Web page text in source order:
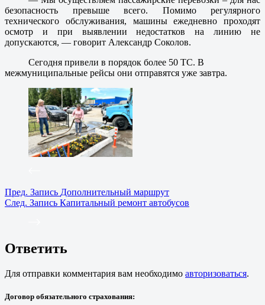
безопасность превыше всего. Помимо регулярного
технического обслуживания, машины ежедневно проходят
осмотр и при выявлении недостатков на линию не
допускаются, — говорит Александр Соколов.
Сегодня привели в порядок более 50 ТС. В
межмуниципальные рейсы они отправятся уже завтра.
Пред. Запись Дополнительный маршрут
След. Запись Капитальный ремонт автобусов
Ответить
Для отправки комментария вам необходимо авторизоваться.
Договор обязательного страхования: